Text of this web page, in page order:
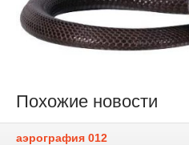
Похожие новости
аэрография 012